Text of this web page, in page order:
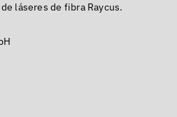
láseres de fibra Raycus.